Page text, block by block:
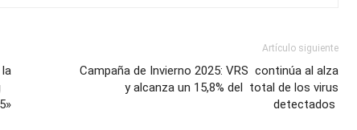
Artículo siguiente
Campaña de Invierno 2025: VRS continúa al alza
y alcanza un 15,8% del total de los virus
detectados